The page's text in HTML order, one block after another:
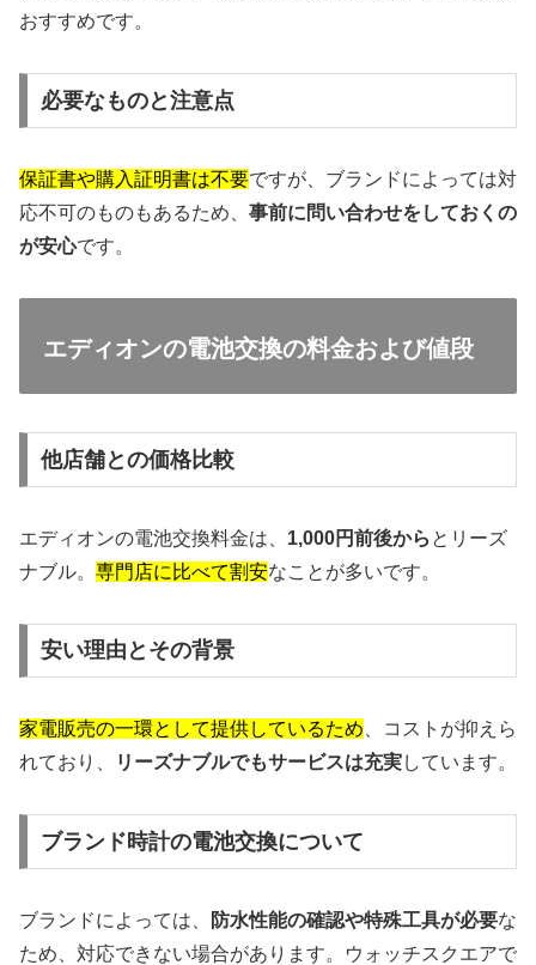
おすすめです。
必要なものと注意点
保証書や購入証明書は不要ですが、ブランドによっては対
応不可のものもあるため、 事前に問い合わせをしておくの
が安心です。
エディオンの電池交換の料金および値段
他店舗との価格比較
エディオンの電池交換料金は、 1,000円前後から とリーズ
ナブル。 専門店に比べて割安なことが多いです。
安い理由とその背景
家電販売の一環として提供しているため 、コストが抑えら
れており、
リーズナブルでもサービスは充実しています。
ブランド時計の電池交換について
ブランドによっては、 防水性能の確認や特殊工具が必要な
ため、対応できない場合があります。ウォッチスクエアで